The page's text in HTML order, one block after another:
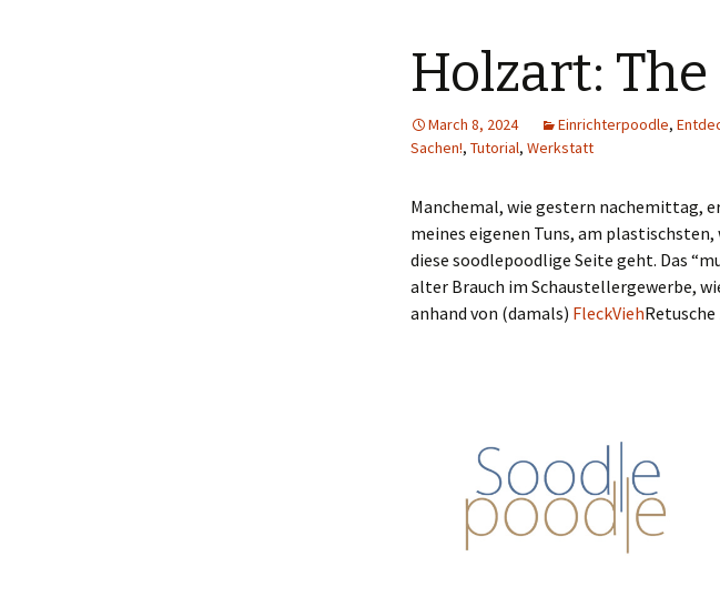
Holzart:
March 8, 2024 Einrichterpoodle,
Sachen!, Tutorial, Werkstatt
Manchemal, wie gestern nachemittag,
meines eigenen Tuns, am plastischsten,
diese soodlepoodlige Seite geht. Das
alter Brauch im Schaustellergewerbe,
anhand von (damals) FleckVieh